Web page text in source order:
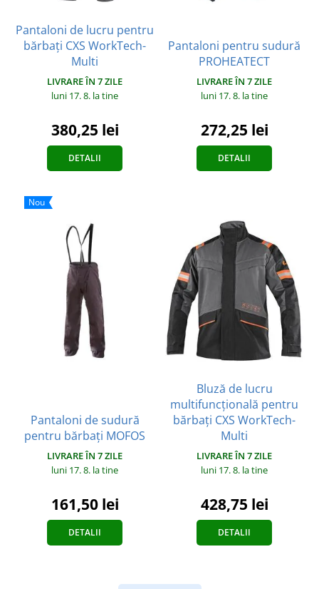
Pantaloni de lucru pentru
bărbați CXS WorkTech-
Multi
LIVRARE ÎN 7 ZILE
luni 17. 8. la tine
380,25 lei
DETALII
Pantaloni pentru sudură
PROHEATECT
LIVRARE ÎN 7 ZILE
luni 17. 8. la tine
272,25 lei
DETALII
Nou
Pantaloni de sudură
pentru bărbați MOFOS
LIVRARE ÎN 7 ZILE
luni 17. 8. la tine
161,50 lei
DETALII
Bluză de lucru
multifuncțională pentru
bărbați CXS WorkTech-
Multi
LIVRARE ÎN 7 ZILE
luni 17. 8. la tine
428,75 lei
DETALII